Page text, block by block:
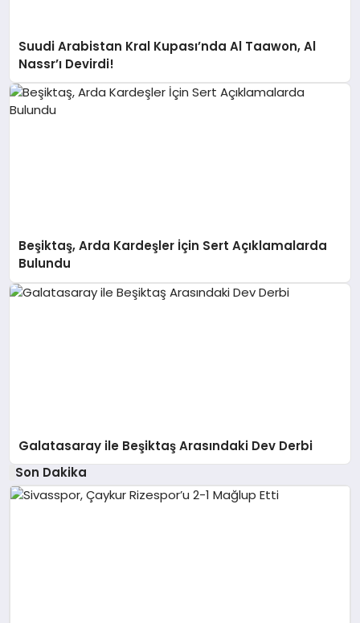
Suudi Arabistan Kral Kupası’nda Al Taawon, Al
Nassr’ı Devirdi!
Beşiktaş, Arda Kardeşler İçin Sert Açıklamalarda
Bulundu
Galatasaray ile Beşiktaş Arasındaki Dev Derbi
Son Dakika